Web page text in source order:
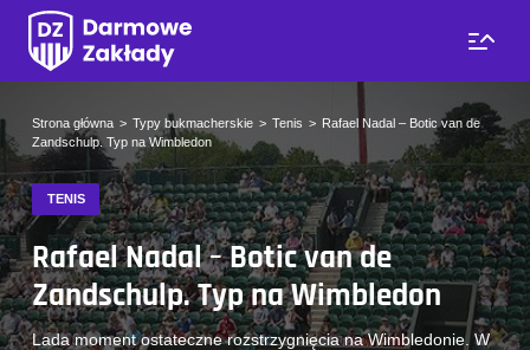
Strona główna Typy bukmacherskie Tenis
Rafael Nadal – Botic van de
Zandschulp. Typ na Wimbledon
TENIS
Rafael Nadal – Botic van de
Zandschulp. Typ na Wimbledon
Lada moment ostateczne rozstrzygnięcia na Wimbledonie. W